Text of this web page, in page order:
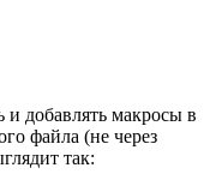
и добавлять макросы в
файла (не через
так: